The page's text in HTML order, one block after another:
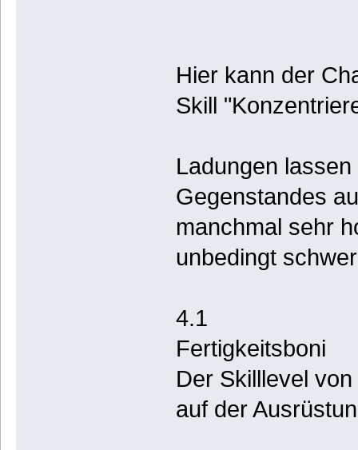
Hier kann der
Skill
Ladungen
Gegenstandes
manchmal sehr
unbedingt
4.1
Fertigkeitsboni
Der Skilllevel
auf der